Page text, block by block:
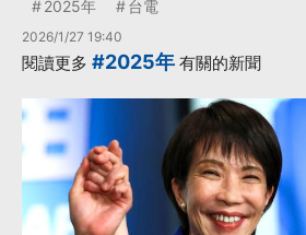
2025年 台電
2026/1/27 19:40
閱讀更多 #2025年 有關的新聞